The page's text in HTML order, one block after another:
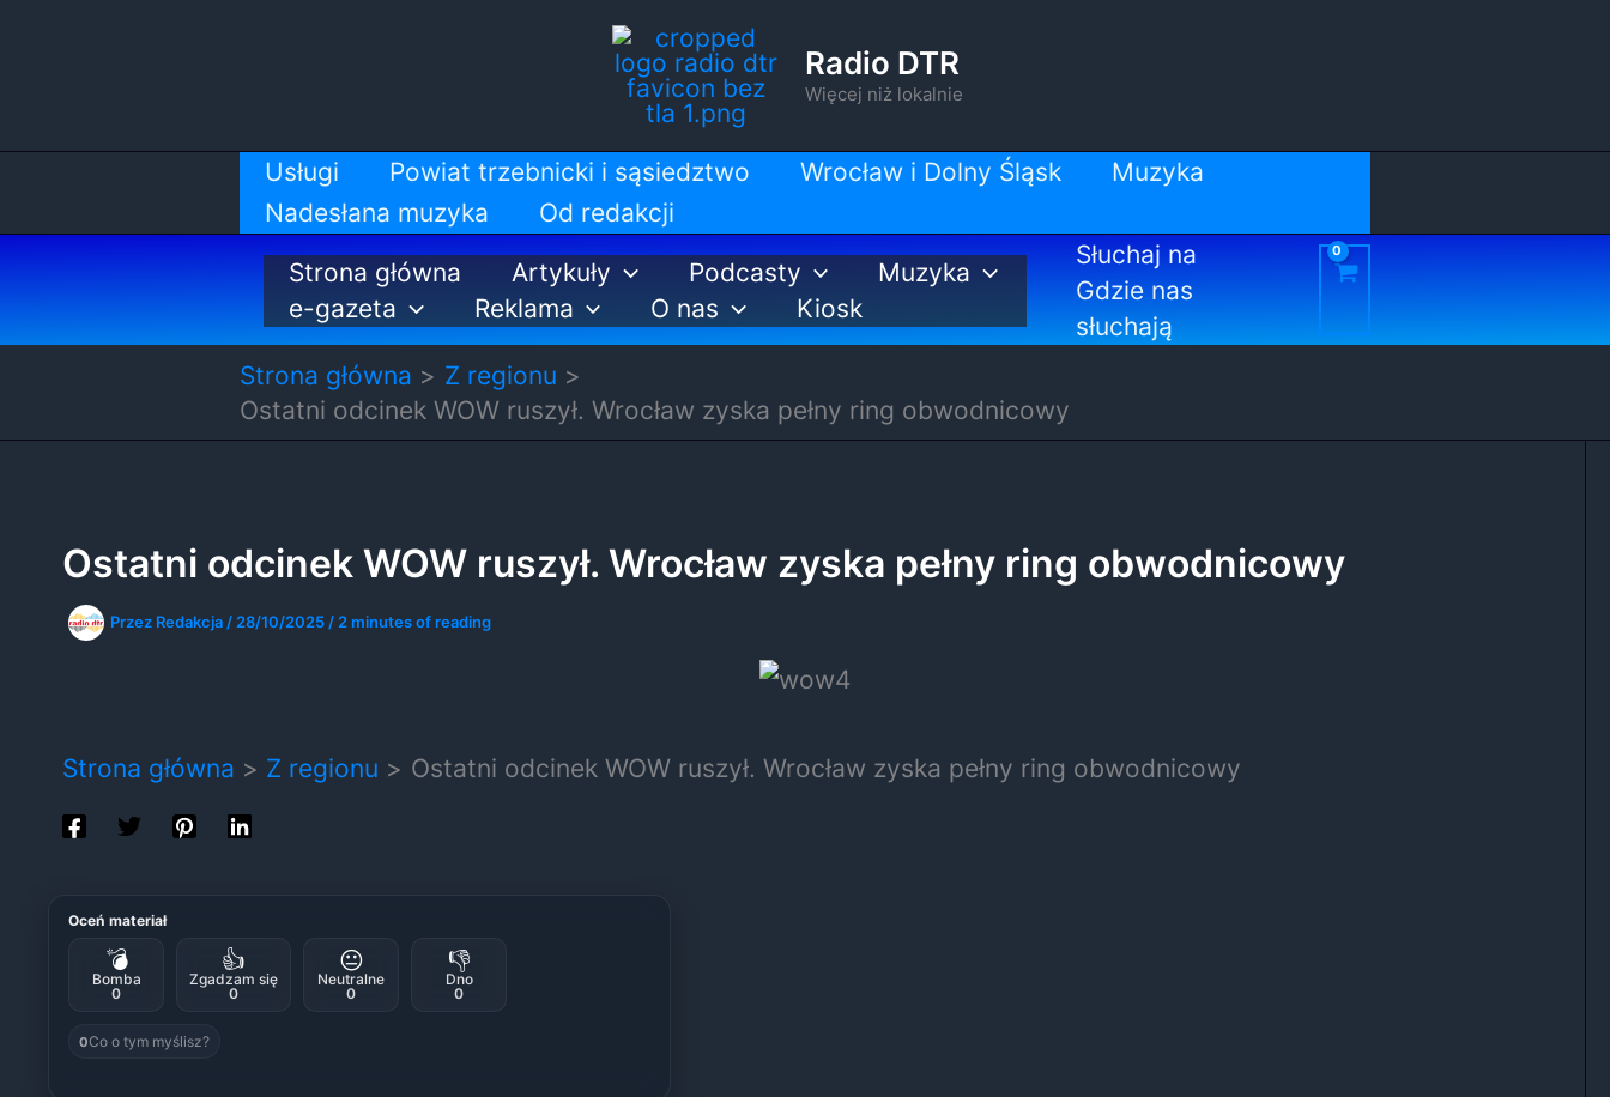
Radio DTR
Więcej niż lokalnie
Usługi Powiat trzebnicki i sąsiedztwo Wrocław i Dolny Śląsk
Muzyka
Nadesłana muzyka
Od redakcji
Strona główna
Artykuły Podcasty
Muzyka
e-gazeta
Reklama O nas Kiosk
Słuchaj na
Gdzie nas
słuchają
Strona główna
Z regionu
Ostatni odcinek WOW ruszył. Wrocław zyska pełny ring obwodnicowy
Ostatni odcinek WOW ruszył. Wrocław zyska pełny ring obwodnicowy
Przez Redakcja / 28/10/2025 / 2 minutes of reading
Strona główna Z regionu Ostatni odcinek WOW ruszył. Wrocław zyska pełny ring obwodnicowy
Oceń materiał
💣
Bomba
0
👍
Zgadzam się
0
😐
Neutralne
0
👎
Dno
0
0Co o tym myślisz?